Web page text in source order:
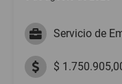
Servicio de
$